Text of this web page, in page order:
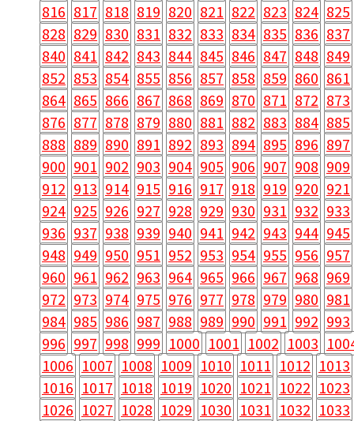
816 817 818 819 820 821 822 823 824 825
828 829 830 831 832 833 834 835 836 837
840 841 842 843 844 845 846 847 848 849
852 853 854 855 856 857 858 859 860 861
864 865 866 867 868 869 870 871 872 873
876 877 878 879 880 881 882 883 884 885
888 889 890 891 892 893 894 895 896 897
900 901 902 903 904 905 906 907 908 909
912 913 914 915 916 917 918 919 920 921
924 925 926 927 928 929 930 931 932 933
936 937 938 939 940 941 942 943 944 945
948 949 950 951 952 953 954 955 956 957
960 961 962 963 964 965 966 967 968 969
972 973 974 975 976 977 978 979 980 981
984 985 986 987 988 989 990 991 992 993
996 997 998 999 1000 1001 1002 1003
1006 1007 1008 1009 1010 1011 1012 1013
1016 1017 1018 1019 1020 1021 1022 1023
1026 1027 1028 1029 1030 1031 1032 1033